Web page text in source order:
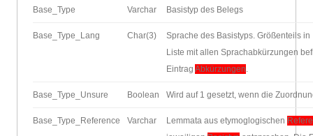
Base_Type Varchar Basistyp des Belegs
Base_Type_Lang Char(3)
Sprache des Basistyps. Größenteils
Liste mit allen Sprachabkürzungen
EintragAbkürzungen
Base_Type_Unsure Boolean Wird auf 1 gesetzt, wenn die
Base_Type_Reference Varchar Lemmata aus etymoglogischen